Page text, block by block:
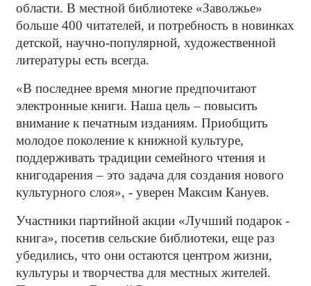
области. В местной библиотеке «Заволжье»
больше 400 читателей, и потребность в новинках
детской, научно-популярной, художественной
литературы есть всегда.
«В последнее время многие предпочитают
электронные книги. Наша цель – повысить
внимание к печатным изданиям. Приобщить
молодое поколение к книжной культуре,
поддерживать традиции семейного чтения и
книгодарения – это задача для создания нового
культурного слоя», - уверен Максим Кануев.
Участники партийной акции «Лучший подарок -
книга», посетив сельские библиотеки, еще раз
убедились, что они остаются центром жизни,
культуры и творчества для местных жителей.